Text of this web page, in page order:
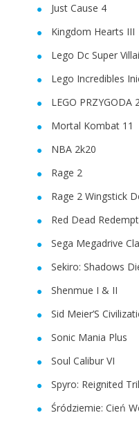
Just Cause 4
Kingdom Hearts III
Lego Dc Super
Lego Incredibles
LEGO PRZYGODA
Mortal Kombat 11
NBA 2k20
Rage 2
Rage 2 Wingstick
Red Dead
Sega Megadrive
Sekiro: Shadows
Shenmue I & II
Sid Meier’S
Sonic Mania Plus
Soul Calibur VI
Spyro: Reignited
Śródziemie: Cień